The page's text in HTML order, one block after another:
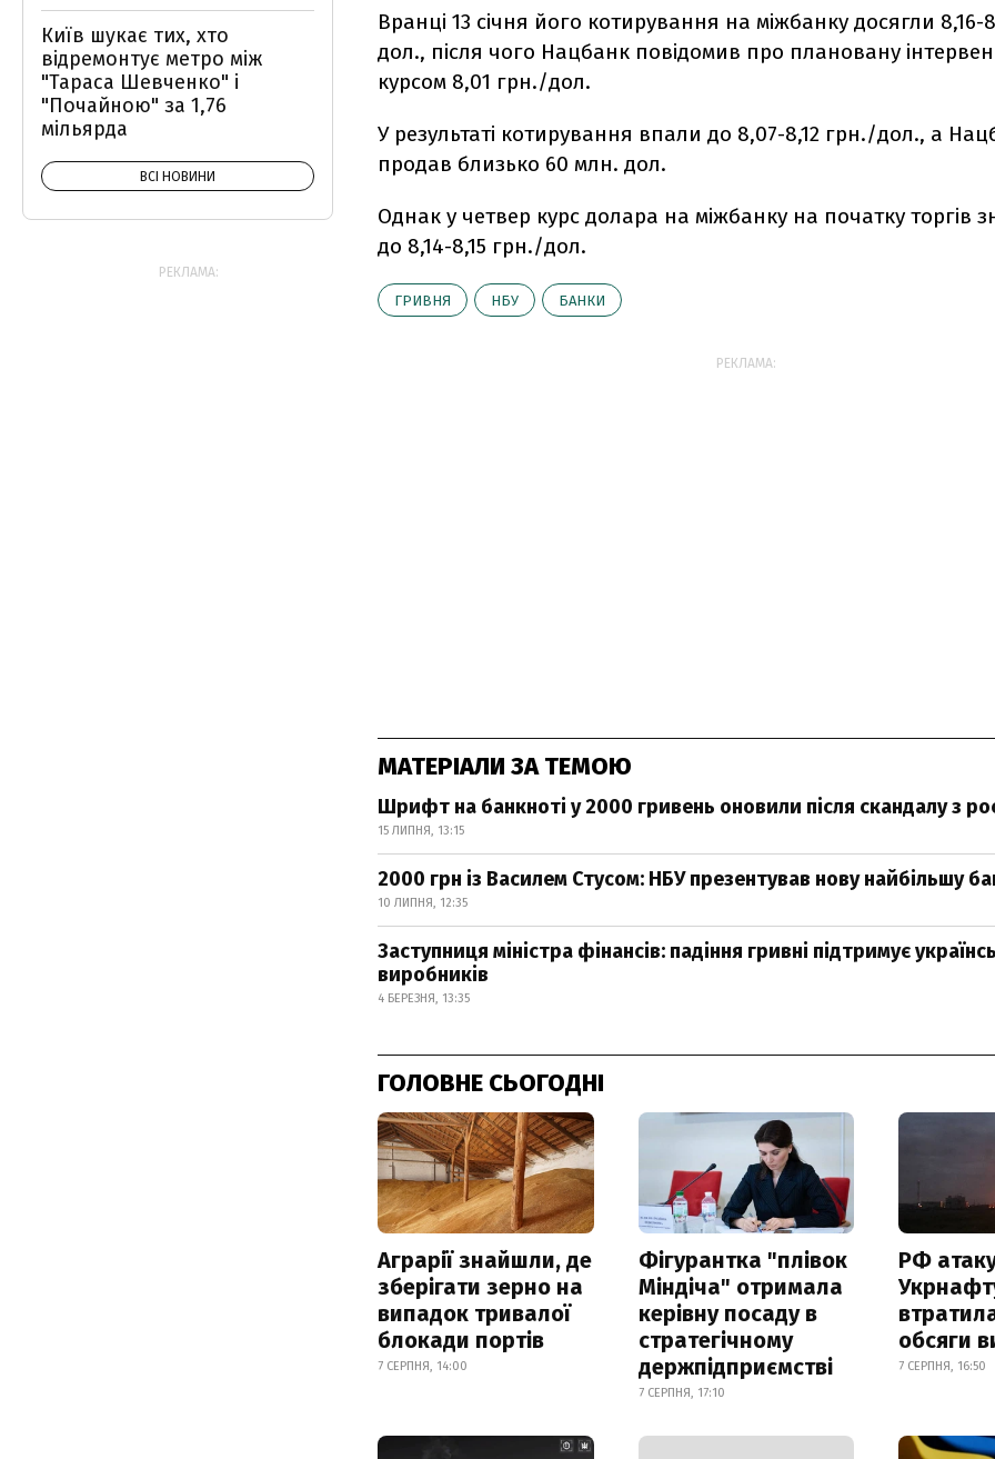
Вранці 13 січня його котирування на міжбанку досягли 8,16-
дол., після чого Нацбанк повідомив про плановану
курсом 8,01 грн./дол.
У результаті котирування впали до 8,07-8,12 грн./дол., а
продав близько 60 млн. дол.
Однак у четвер курс долара на міжбанку на початку торгів
до 8,14-8,15 грн./дол.
ГРИВНЯ НБУ БАНКИ
РЕКЛАМА:
МАТЕРІАЛИ ЗА ТЕМОЮ
Шрифт на банкноті у 2000 гривень оновили після скандалу з
15 ЛИПНЯ, 13:15
2000 грн із Василем Стусом: НБУ презентував нову найбільшу
10 ЛИПНЯ, 12:35
Заступниця міністра фінансів: падіння гривні підтримує
виробників
4 БЕРЕЗНЯ, 13:35
ГОЛОВНЕ СЬОГОДНІ
Аграрії знайшли, де
зберігати зерно на
випадок тривалої
блокади портів
7 СЕРПНЯ, 14:00
Фігурантка "плівок
Міндіча" отримала
керівну посаду в
стратегічному
держпідприємстві
7 СЕРПНЯ, 17:10
РФ
обсяги
7 СЕРПНЯ, 16:50
Київ шукає тих, хто
відремонтує метро між
"Тараса Шевченко" і
"Почайною" за 1,76
мільярда
ВСІ НОВИНИ
РЕКЛАМА: